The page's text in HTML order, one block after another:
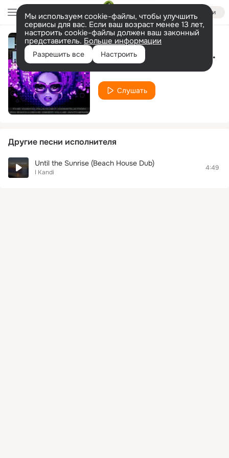
Войти
Мы используем cookie-файлы, чтобы улучшить
сервисы для вас. Если ваш возраст менее 13 лет,
настроить cookie-файлы должен ваш законный
представитель. Больше информации
Разрешить все Настроить The Bass Funk Groove (Sneak De Luxe Dub)
Слушать
Другие песни исполнителя
Until the Sunrise (Beach House Dub)
I Kandi
4:49